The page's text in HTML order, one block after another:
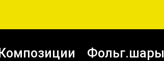
Композиции Фольг.шары